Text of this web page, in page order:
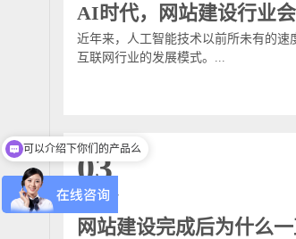
AI时代，网站建设行业会
近年来，人工智能技术以前所未有的
互联网行业的发展模式。...
03
2026-07
网站建设完成后为什么一
可以介绍下你们的产品么